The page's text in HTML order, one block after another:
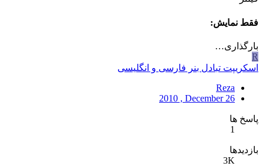
فقط نمایش:
بارگذاری…
R
اسکریپت تبادل بنر فارسی و انگلیسی
Reza
2010 , December 26
پاسخ ها
1
بازدیدها
3K